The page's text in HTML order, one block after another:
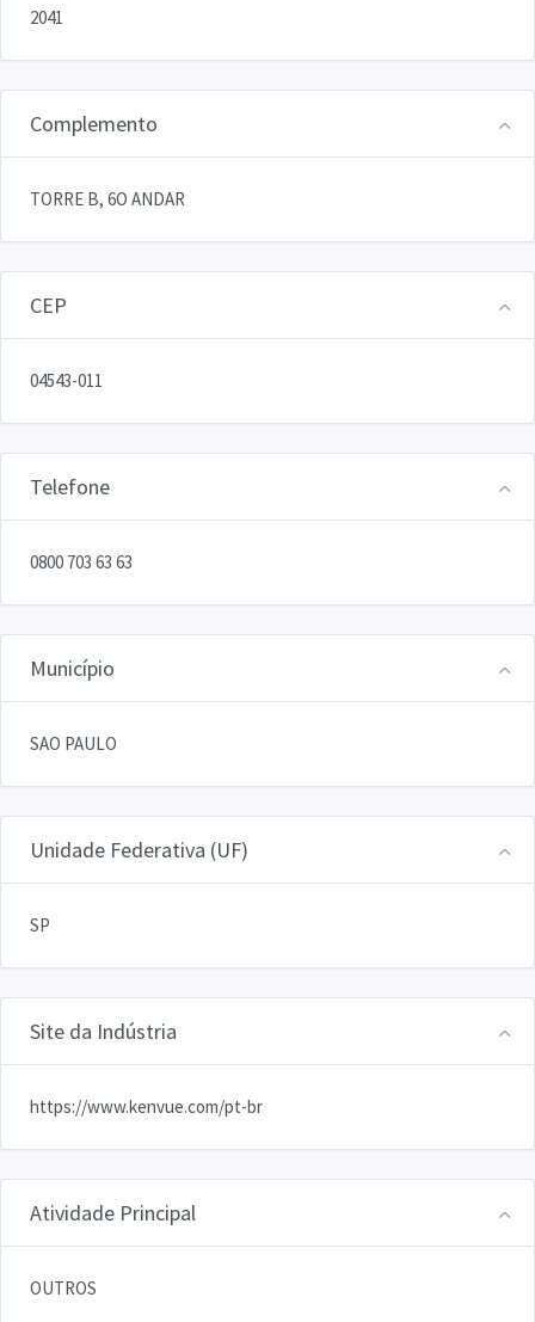
2041
Complemento
TORRE B, 6O ANDAR
CEP
04543-011
Telefone
0800 703 63 63
Município
SAO PAULO
Unidade Federativa (UF)
SP
Site da Indústria
https://www.kenvue.com/pt-br
Atividade Principal
OUTROS